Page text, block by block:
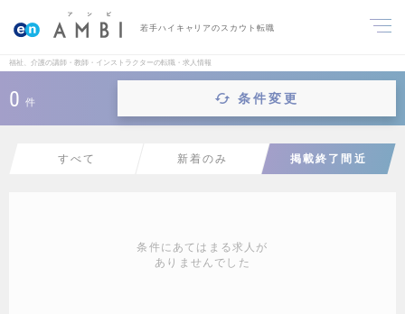
若手ハイキャリアのスカウト転職
福祉、介護の講師・教師・インストラクターの転職・求人情報
0 件 条件変更
すべて 新着のみ 掲載終了間近
条件にあてはまる求人が
ありませんでした